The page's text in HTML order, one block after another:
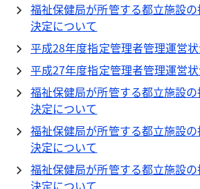
福祉保健局が所管する都立施設
決定について
平成28年度指定管理者管理運営
平成27年度指定管理者管理運営
福祉保健局が所管する都立施設
決定について
福祉保健局が所管する都立施設
決定について
福祉保健局が所管する都立施設
決定について